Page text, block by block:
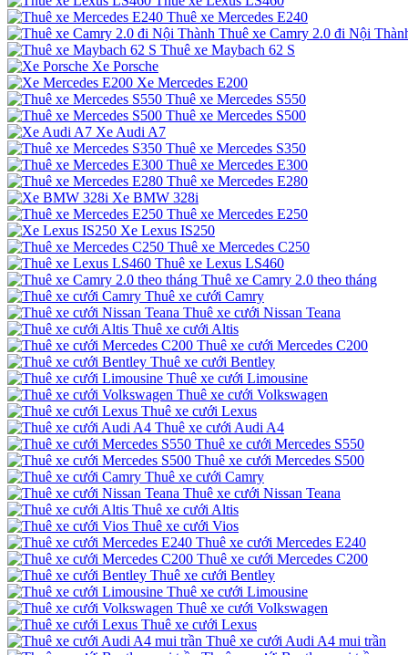
Thuê xe Mercedes E240
Thuê xe Camry 2.0 đi Nội
Thuê xe Maybach 62 S
Xe Porsche
Xe Mercedes E200
Thuê xe Mercedes S550
Thuê xe Mercedes S500
Xe Audi A7
Thuê xe Mercedes S350
Thuê xe Mercedes E300
Thuê xe Mercedes E280
Xe BMW 328i
Thuê xe Mercedes E250
Xe Lexus IS250
Thuê xe Mercedes C250
Thuê xe Lexus LS460
Thuê xe Camry 2.0 theo tháng
Thuê xe cưới Camry
Thuê xe cưới Nissan Teana
Thuê xe cưới Altis
Thuê xe cưới Mercedes C200
Thuê xe cưới Bentley
Thuê xe cưới Limousine
Thuê xe cưới Volkswagen
Thuê xe cưới Lexus
Thuê xe cưới Audi A4
Thuê xe cưới Mercedes S550
Thuê xe cưới Mercedes S500
Thuê xe cưới Camry
Thuê xe cưới Nissan Teana
Thuê xe cưới Altis
Thuê xe cưới Vios
Thuê xe cưới Mercedes E240
Thuê xe cưới Mercedes C200
Thuê xe cưới Bentley
Thuê xe cưới Limousine
Thuê xe cưới Volkswagen
Thuê xe cưới Lexus
Thuê xe cưới Audi A4 mui trần